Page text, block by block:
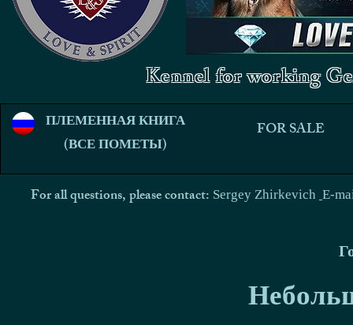
Kennel for working
ПЛЕМЕННАЯ КНИГА
(ВСЕ ПОМЕТЫ)
FOR SALE
For all questions, please contact: Sergey Zhirkevich E-